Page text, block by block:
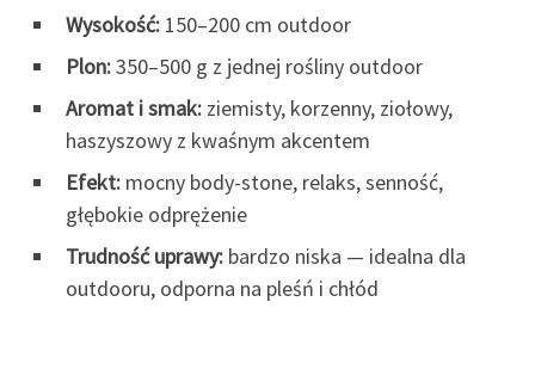
Wysokość: 150–200 cm outdoor
Plon:350–500 g z jednej rośliny outdoor
Aromat i smak: ziemisty, korzenny, ziołowy,
haszyszowy z kwaśnym akcentem
Efekt: mocny body-stone, relaks, senność,
głębokie odprężenie
Trudność uprawy: bardzo niska — idealna dla
outdooru, odporna na pleśń i chłód